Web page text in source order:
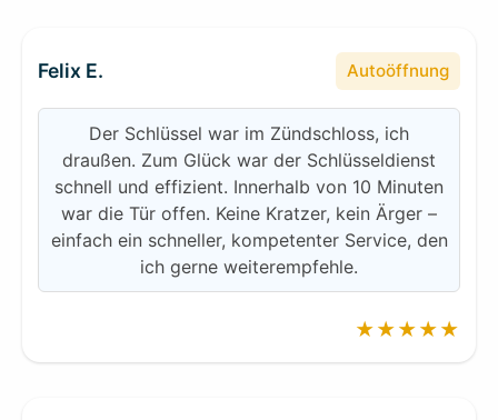
Felix E. Autoöffnung
Der Schlüssel war im Zündschloss, ich
draußen. Zum Glück war der Schlüsseldienst
schnell und effizient. Innerhalb von 10 Minuten
war die Tür offen. Keine Kratzer, kein Ärger –
einfach ein schneller, kompetenter Service, den
ich gerne weiterempfehle.
★★★★★